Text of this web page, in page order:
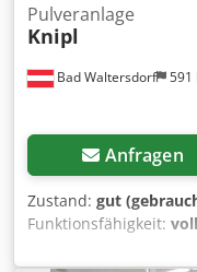
Bad Waltersdorf 591
Pulveranlage
Knipl
Anfragen
Zustand: gut
Funktionsfähigkeit: